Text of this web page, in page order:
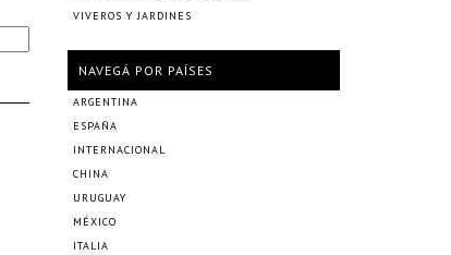
VIVEROS Y JARDINES
NAVEGÁ POR PAÍSES
ARGENTINA
ESPAÑA
INTERNACIONAL
CHINA
URUGUAY
MÉXICO
ITALIA